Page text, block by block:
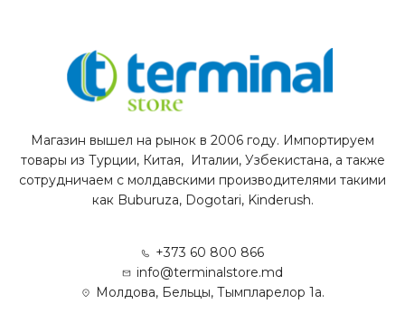
Магазин вышел на рынок в 2006 году. Импортируем
товары из Турции, Китая, Италии, Узбекистана, а также
сотрудничаем с молдавскими производителями такими
как Buburuza, Dogotari, Kinderush.
+373 60 800 866
info@terminalstore.md
Молдова, Бельцы, Тымпларелор 1а.